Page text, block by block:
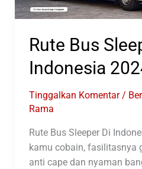
Rute Bus
Indonesia
Tinggalkan Komentar /
Rama
Rute Bus Sleeper Di
kamu cobain, fasilitasnya
anti cape dan nyaman